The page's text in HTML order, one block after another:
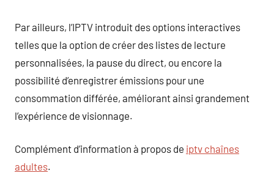
Par ailleurs, l’IPTV introduit des options interactives
telles que la option de créer des listes de lecture
personnalisées, la pause du direct, ou encore la
possibilité d’enregistrer émissions pour une
consommation différée, améliorant ainsi grandement
l’expérience de visionnage.
Complément d’information à propos de iptv chaînes
adultes.